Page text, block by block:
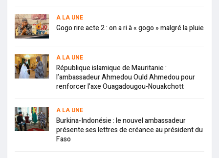
A LA UNE
Gogo rire acte 2 : on a ri à « gogo » malgré la pluie
A LA UNE
République islamique de Mauritanie :
l’ambassadeur Ahmedou Ould Ahmedou pour
renforcer l’axe Ouagadougou-Nouakchott
A LA UNE
Burkina-Indonésie : le nouvel ambassadeur
présente ses lettres de créance au président du
Faso